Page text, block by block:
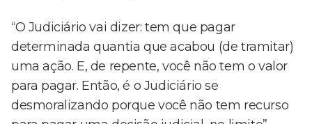
“O Judiciário vai dizer: tem que pagar
determinada quantia que acabou (de tramitar)
uma ação. E, de repente, você não tem o valor
para pagar. Então, é o Judiciário se
desmoralizando porque você não tem recurso